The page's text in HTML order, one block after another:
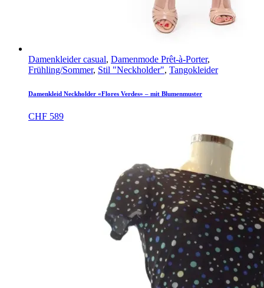
Damenkleider casual, Damenmode Prêt-à-Porter,
Frühling/Sommer, Stil "Neckholder", Tangokleider
Damenkleid Neckholder «Flores Verdes» – mit Blumenmuster
CHF 589